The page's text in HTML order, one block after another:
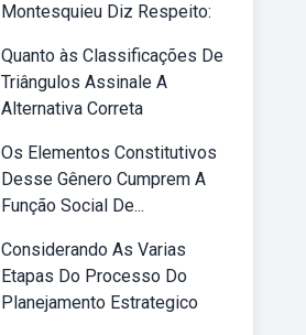
Montesquieu Diz Respeito:
Quanto às Classificações De
Triângulos Assinale A
Alternativa Correta
Os Elementos Constitutivos
Desse Gênero Cumprem A
Função Social De...
Considerando As Varias
Etapas Do Processo Do
Planejamento Estrategico